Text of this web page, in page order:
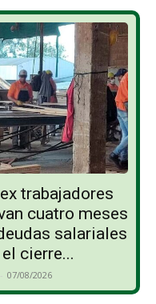
trabajadores
cuatro meses
salariales
cierre...
- 07/08/2026